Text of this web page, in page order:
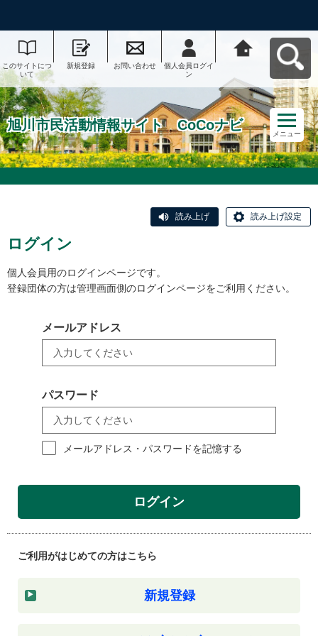
このサイトにつ
いて
新規登録 お問い合わせ
個人会員ログイ
ン
ナビへ戻る
旭川市民活動情報サイト CoCoナビ
メニュー
読み上げ 読み上げ設定
ログイン
個人会員用のログインページです。
登録団体の方は管理画面側のログインページをご利用ください。
メールアドレス
パスワード
メールアドレス・パスワードを記憶する
ログイン
ご利用がはじめての方はこちら
新規登録